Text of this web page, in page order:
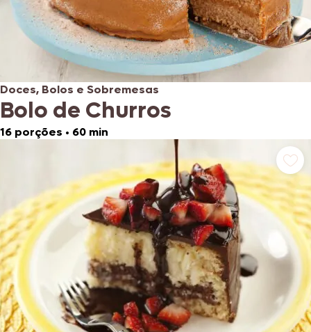
Doces, Bolos e Sobremesas
Bolo de Churros
16 porções • 60 min